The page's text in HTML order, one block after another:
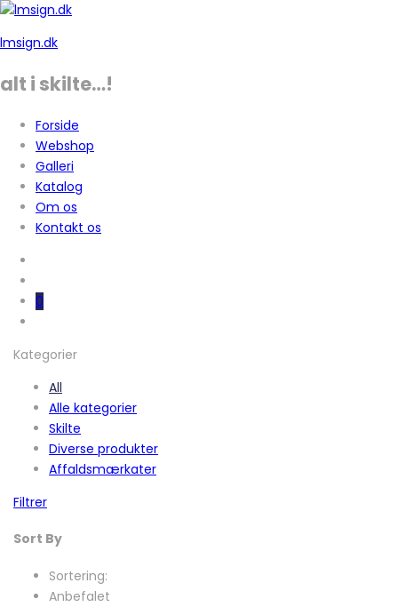
lmsign.dk
alt i skilte…!
Forside
Webshop
Galleri
Katalog
Om os
Kontakt os
0
Kategorier
All
Alle kategorier
Skilte
Diverse produkter
Affaldsmærkater
Filtrer
Sort By
Sortering:
Anbefalet